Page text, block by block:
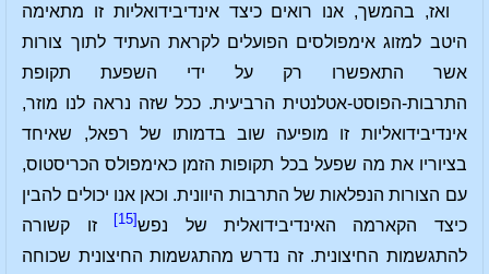
ואז, בהמשך, אנו רואים כיצד אינדיבידואליות זו מתאימה
היטב למזוג אימפולסים הפועלים לקראת העתיד לתוך צורות
אשר התאפשרו רק על ידי השפעת תקופת
התרבות-הפוסט-אטלנטית הרביעית. ככל שזה נראה לנו מוזר,
אינדיבידואליות זו מופיעה שוב בדמותו של רפאל, שאיחד
בציוריו את מה שפעל בכל תקופות הזמן כאימפולס הכריסטוס,
עם הצורות הנפלאות של התרבות היוונית. וכאן אנו יכולים להבין
כיצד הקארמה האינדיבידואלית של נפש[15]
זו קשורה
להתגשמות החיצונית. זה נדרש מהתגשמות החיצונית שכוחה